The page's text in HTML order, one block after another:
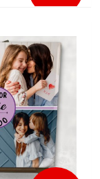
mais info
add à lista